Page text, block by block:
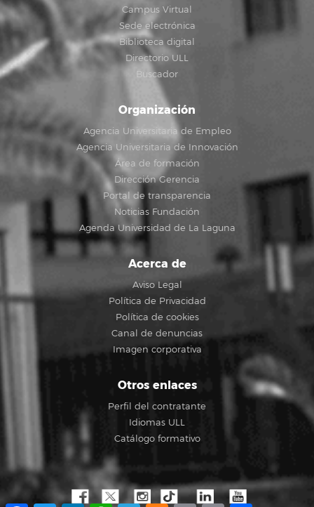
Campus Virtual
Sede electrónica
Biblioteca digital
Directorio ULL
Buscador
Organización
Agencia Universitaria de Empleo
Agencia Universitaria de Innovación
Área de formación
Dirección Gerencia
Portal de transparencia
Noticias Fundación
Agenda Universidad de La Laguna
Acerca de
Aviso Legal
Política de Privacidad
Política de cookies
Canal de denuncias
Imagen corporativa
Otros enlaces
Perfil del contratante
Idiomas ULL
Catálogo formativo